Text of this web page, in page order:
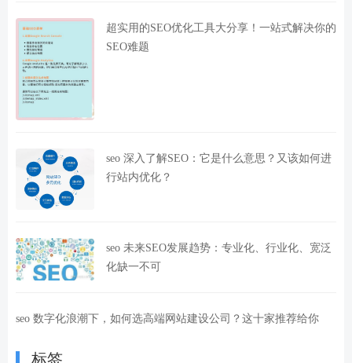
超实用的SEO优化工具大分享！一站式解决你的
SEO难题
seo 深入了解SEO：它是什么意思？又该如何进
行站内优化？
seo 未来SEO发展趋势：专业化、行业化、宽泛
化缺一不可
seo 数字化浪潮下，如何选高端网站建设公司？这十家推荐给你
标签